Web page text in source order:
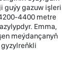
guýy gazuw işleri
4400 metre
Emma,
meýdançanyň